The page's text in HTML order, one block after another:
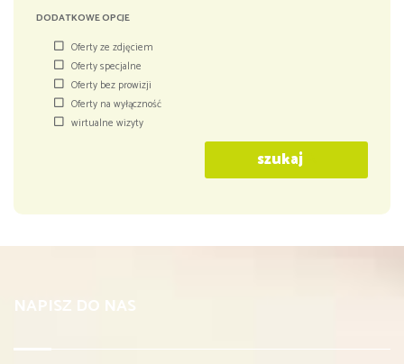
DODATKOWE OPCJE
Oferty ze zdjęciem
Oferty specjalne
Oferty bez prowizji
Oferty na wyłączność
wirtualne wizyty
szukaj
NAPISZ DO NAS